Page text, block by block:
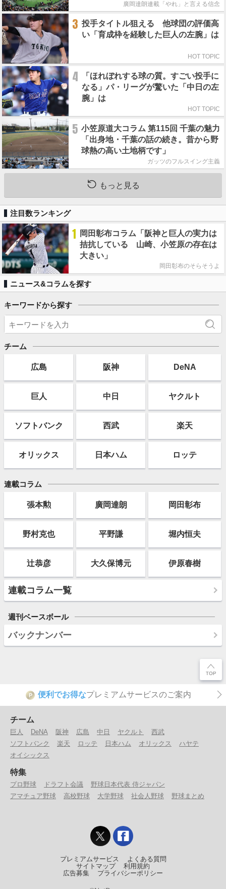
廣岡達朗連載「やれ」と言える信念
3 投手タイトル狙える 他球団の評価高
い「育成枠を経験した巨人の左腕」は
HOT TOPIC
4
「ほれぼれする球の質。すごい投手に
なる」パ・リーグが驚いた「中日の左
腕」は
HOT TOPIC
5 小笠原道大コラム 第115回 千葉の魅力
「出身地・千葉の話の続き。昔から野
球熱の高い土地柄です」
ガッツのフルスイング主義
もっと見る
注目数ランキング
1
岡田彰布コラム「阪神と巨人の実力は
拮抗している 山崎、小笠原の存在は
大きい」
岡田彰布のそらそうよ
ニュース&コラムを探す
キーワードから探す
チーム
広島 阪神 DeNA
巨人 中日 ヤクルト
ソフトバンク 西武 楽天
オリックス 日本ハム ロッテ
連載コラム
張本勲 廣岡達朗 岡田彰布
野村克也 平野謙 堀内恒夫
辻恭彦 大久保博元 伊原春樹
連載コラム一覧
週刊ベースボール
バックナンバー
P 便利でお得なプレミアムサービスのご案内
チーム
巨人 DeNA 阪神 広島 中日 ヤクルト
西武
ソフトバンク
楽天 ロッテ 日本ハム オリックス
ハヤテ
オイシックス
特集
プロ野球 ドラフト会議
野球日本代表 侍ジャパン
アマチュア野球
高校野球 大学野球 社会人野球 野球まとめ
プレミアムサービス
よくある質問
サイトマップ
利用規約
広告募集
プライバシーポリシー